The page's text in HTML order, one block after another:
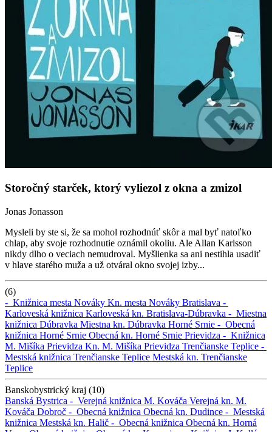
Storočný starček, ktorý vyliezol z okna a zmizol
Jonas Jonasson
Mysleli by ste si, že sa mohol rozhodnúť skôr a mal byť natoľko
chlap, aby svoje rozhodnutie oznámil okoliu. Ale Allan Karlsson
nikdy dlho o veciach nemudroval. Myšlienka sa ani nestihla usadiť
v hlave starého muža a už otváral okno svojej izby...
(6)
- Knižnica mesta Nováky Kn. mesta Nováky Bratislava -
Karloveská knižnica Karloveská kn. Bratislava-Dúbravka - Miestna
knižnica Dúbravka Miestna kn. Dúbravka Horné Srnie - Obecná
knižnica Horné Srnie Obecná kn. Horné Srnie Prievidza - Knižnica
M. Mišíka Prievidza Kn. M. Mišíka Prievidza Trenčianske Teplice -
Mestská knižnica Trenčianske Teplice Mestská kn. Trenčianske
Teplice
Banskobystrický kraj (10)
Banská Bystrica - Verejná knižnica M. Kováča Verejná kn. M.
Kováča Dobroč - Obecná knižnica Obecná kn. Dudince - Mestská
knižnica Mestská kn. Halič - Obecná knižnica Obecná kn. Horná